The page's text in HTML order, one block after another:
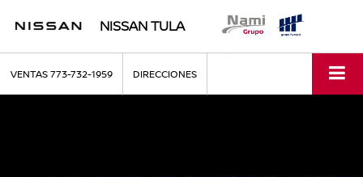
NISSAN TULA
VENTAS773-732-1959 DIRECCIONES